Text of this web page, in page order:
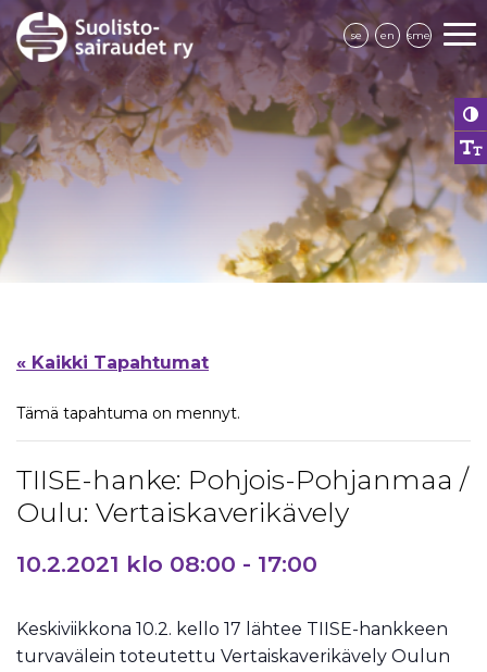
se en sme
« Kaikki Tapahtumat
Tämä tapahtuma on mennyt.
TIISE-hanke: Pohjois-Pohjanmaa /
Oulu: Vertaiskaverikävely
10.2.2021 klo 08:00 - 17:00
Keskiviikkona 10.2. kello 17 lähtee TIISE-hankkeen
turvavälein toteutettu Vertaiskaverikävely Oulun